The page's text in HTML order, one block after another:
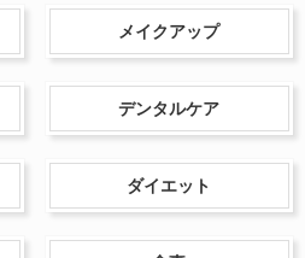
メイクアップ
デンタルケア
ダイエット